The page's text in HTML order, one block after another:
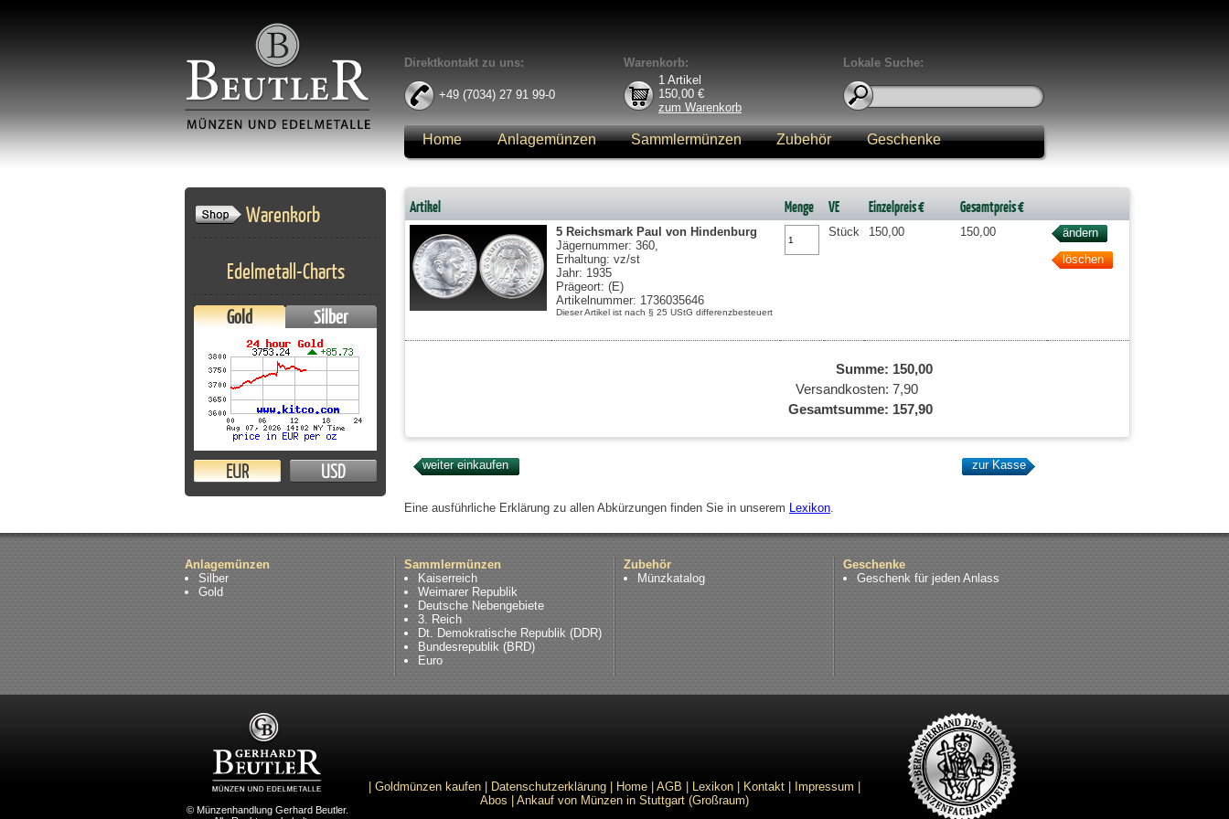
Direktkontakt zu uns:
+49 (7034) 27 91 99-0
Warenkorb:
1 Artikel
150,00 €
zum Warenkorb
Lokale Suche:
Home Anlagemünzen Sammlermünzen Zubehör Geschenke
Warenkorb
Edelmetall-Charts
Gold Silber
EUR USD
Artikel Menge VE Einzelpreis € Gesamtpreis €
5 Reichsmark Paul von Hindenburg
Jägernummer: 360,
Erhaltung: vz/st
Jahr: 1935
Prägeort: (E)
Artikelnummer: 1736035646
Dieser Artikel ist nach § 25 UStG differenzbesteuert
Stück 150,00 150,00
Summe: 150,00
Versandkosten: 7,90
Gesamtsumme: 157,90
Eine ausführliche Erklärung zu allen Abkürzungen finden Sie in unserem Lexikon
Anlagemünzen
Silber
Gold
Sammlermünzen
Kaiserreich
Weimarer Republik
Deutsche Nebengebiete
3. Reich
Dt. Demokratische Republik (DDR)
Bundesrepublik (BRD)
Euro
Zubehör
Münzkatalog
Geschenke
Geschenk für jeden Anlass
© Münzenhandlung Gerhard Beutler.
Goldmünzen kaufen Datenschutzerklärung Home AGB Lexikon Kontakt Impressum
Abos
Ankauf von Münzen in Stuttgart (Großraum)